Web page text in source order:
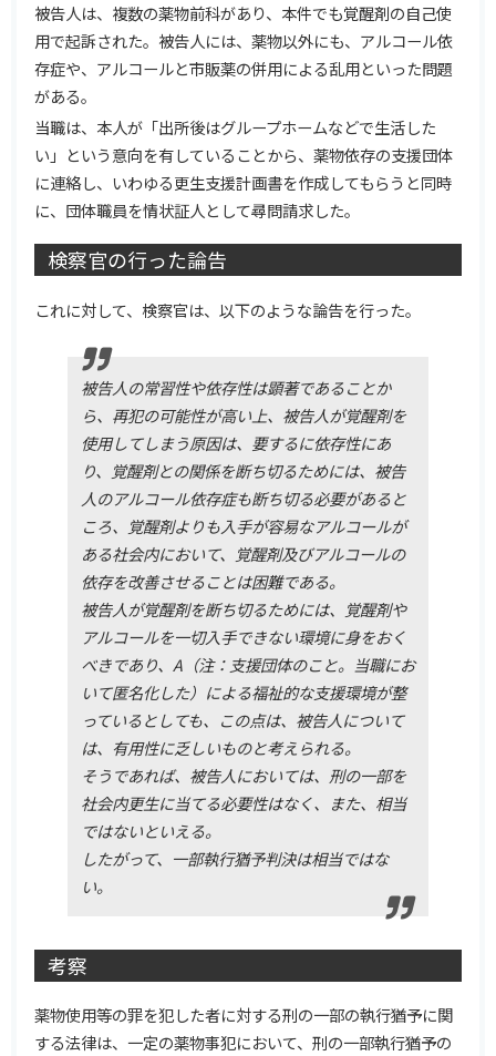
被告人は、複数の薬物前科があり、本件でも覚醒剤の自己使
用で起訴された。被告人には、薬物以外にも、アルコール依
存症や、アルコールと市販薬の併用による乱用といった問題
がある。
当職は、本人が「出所後はグループホームなどで生活した
い」という意向を有していることから、薬物依存の支援団体
に連絡し、いわゆる更生支援計画書を作成してもらうと同時
に、団体職員を情状証人として尋問請求した。
検察官の行った論告
これに対して、検察官は、以下のような論告を行った。
被告人の常習性や依存性は顕著であることか
ら、再犯の可能性が高い上、被告人が覚醒剤を
使用してしまう原因は、要するに依存性にあ
り、覚醒剤との関係を断ち切るためには、被告
人のアルコール依存症も断ち切る必要があると
ころ、覚醒剤よりも入手が容易なアルコールが
ある社会内において、覚醒剤及びアルコールの
依存を改善させることは困難である。
被告人が覚醒剤を断ち切るためには、覚醒剤や
アルコールを一切入手できない環境に身をおく
べきであり、A（注：支援団体のこと。当職にお
いて匿名化した）による福祉的な支援環境が整
っているとしても、この点は、被告人について
は、有用性に乏しいものと考えられる。
そうであれば、被告人においては、刑の一部を
社会内更生に当てる必要性はなく、また、相当
ではないといえる。
したがって、一部執行猶予判決は相当ではな
い。
考察
薬物使用等の罪を犯した者に対する刑の一部の執行猶予に関
する法律は、一定の薬物事犯において、刑の一部執行猶予の